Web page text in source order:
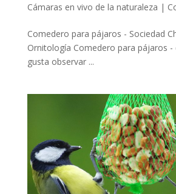
Cámaras en vivo de la naturaleza |
Comedero para pájaros - Sociedad
Ornitología Comedero para pájaros -
gusta observar ...